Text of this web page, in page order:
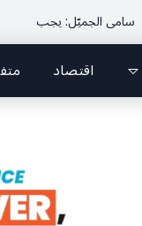
أن تكون هناك
اقتصاد